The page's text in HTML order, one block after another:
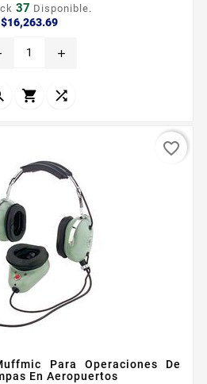
37 Disponible.
$16,263.69Precio
add
 
Para Operaciones De
En Aeropuertos
favorite_border